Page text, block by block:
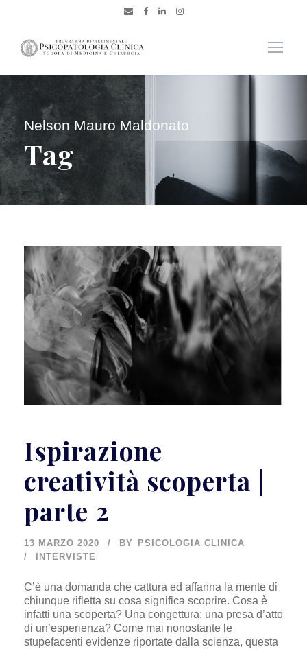
Nelson Mauro Maldonato
Tag
Ispirazione
creatività scoperta |
parte 2
13 MARZO 2020 BY
PSICOLOGIA CLINICA
INTERVISTE
C’è una domanda che cattura ed affanna la mente di
chiunque rifletta su cosa significa scoprire. Cosa è
infatti una scoperta? Una congettura: una presa d’atto
di un’esperienza? Come mai nonostante le
stupefacenti evidenze riportate dalla scienza, questa